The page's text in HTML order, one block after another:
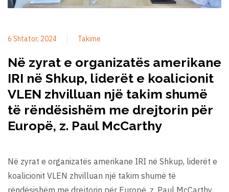
6 Shtator, 2024 Takime
Në zyrat e organizatës amerikane
IRI në Shkup, liderët e koalicionit
VLEN zhvilluan një takim shumë
të rëndësishëm me drejtorin për
Europë, z. Paul McCarthy
Në zyrat e organizatës amerikane IRI në Shkup, liderët e
koalicionit VLEN zhvilluan një takim shumë të
rëndësishëm me drejtorin për Europë, z. Paul McCarthy,